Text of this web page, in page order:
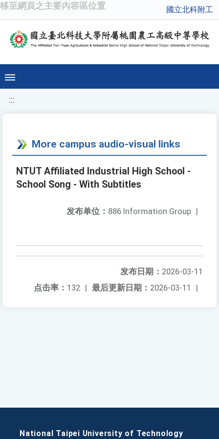
移至網頁之主要內容區位置 國立北科附工
:::
More campus audio-visual links
NTUT Affiliated Industrial High School -
School Song - With Subtitles
发布单位： 886 Information Group |
发布日期： 2026-03-11
最后更新日期： 2026-03-11 |
点击率： 132 |
National Taipei University of Technology